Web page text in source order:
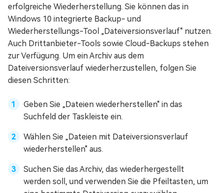
erfolgreiche Wiederherstellung. Sie können das in
Windows 10 integrierte Backup- und
Wiederherstellungs-Tool „Dateiversionsverlauf" nutzen.
Auch Drittanbieter-Tools sowie Cloud-Backups stehen
zur Verfügung. Um ein Archiv aus dem
Dateiversionsverlauf wiederherzustellen, folgen Sie
diesen Schritten:
Geben Sie „Dateien wiederherstellen" in das
Suchfeld der Taskleiste ein.
Wählen Sie „Dateien mit Dateiversionsverlauf
wiederherstellen" aus.
Suchen Sie das Archiv, das wiederhergestellt
werden soll, und verwenden Sie die Pfeiltasten, um